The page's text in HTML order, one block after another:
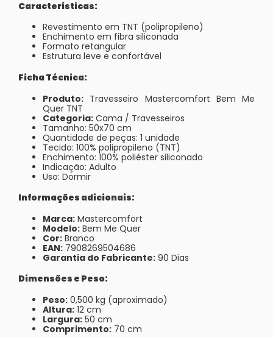
Características:
Revestimento em TNT (polipropileno)
Enchimento em fibra siliconada
Formato retangular
Estrutura leve e confortável
Ficha Técnica:
Produto: Travesseiro Mastercomfort Bem Me
Quer TNT
Categoria: Cama / Travesseiros
Tamanho: 50x70 cm
Quantidade de peças: 1 unidade
Tecido: 100% polipropileno (TNT)
Enchimento: 100% poliéster siliconado
Indicação: Adulto
Uso: Dormir
Informações adicionais:
Marca: Mastercomfort
Modelo: Bem Me Quer
Cor: Branco
EAN: 7908269504686
Garantia do Fabricante: 90 Dias
Dimensões e Peso:
Peso: 0,500 kg (aproximado)
Altura: 12 cm
Largura: 50 cm
Comprimento: 70 cm